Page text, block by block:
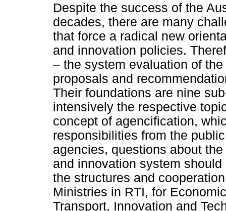
Despite the success of the
decades, there are many
that force a radical new
and innovation policies.
– the system evaluation of
proposals and
Their foundations are nine
intensively the respective
concept of agencification,
responsibilities from the
agencies, questions about
and innovation system
the structures and
Ministries in RTI, for
Transport, Innovation and